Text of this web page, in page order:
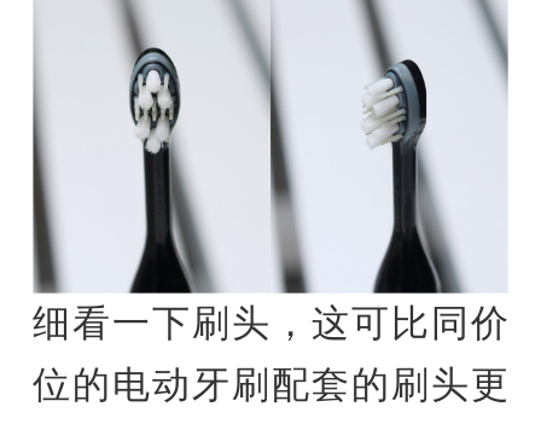
细看一下刷头，这可比同价
位的电动牙刷配套的刷头更